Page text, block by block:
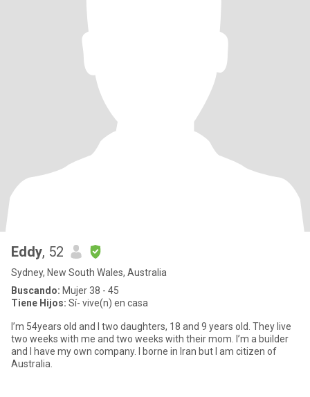
Eddy, 52
Sydney, New South Wales, Australia
Buscando: Mujer 38 - 45
Tiene Hijos: Sí- vive(n) en casa
I’m 54years old and I two daughters, 18 and 9 years old. They live
two weeks with me and two weeks with their mom. I’m a builder
and I have my own company. I borne in Iran but I am citizen of
Australia.